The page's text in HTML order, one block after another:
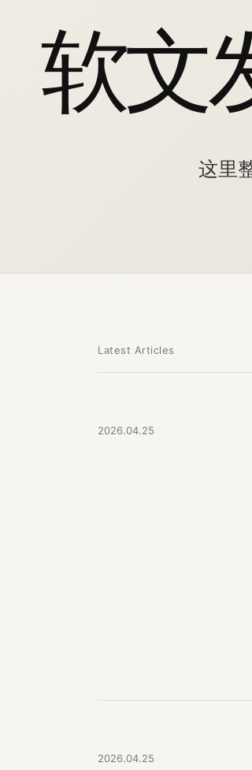
软文
这里
Latest Articles
2026.04.25
2026.04.25